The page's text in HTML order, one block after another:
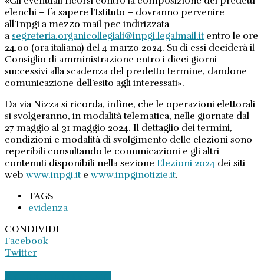
elenchi – fa sapere l’Istituto – dovranno pervenire
all’Inpgi a mezzo mail pec indirizzata
asegreteria.organicollegiali@inpgi.legalmail.itentro le ore
24.00 (ora italiana) del 4 marzo 2024. Su di essi deciderà il
Consiglio di amministrazione entro i dieci giorni
successivi alla scadenza del predetto termine, dandone
comunicazione dell’esito agli interessati».
Da via Nizza si ricorda, infine, che le operazioni elettorali
si svolgeranno, in modalità telematica, nelle giornate dal
27 maggio al 31 maggio 2024. Il dettaglio dei termini,
condizioni e modalità di svolgimento delle elezioni sono
reperibili consultando le comunicazioni e gli altri
contenuti disponibili nella sezione Elezioni 2024 dei siti
web www.inpgi.ite www.inpginotizie.it.
TAGS
evidenza
CONDIVIDI
Facebook
Twitter